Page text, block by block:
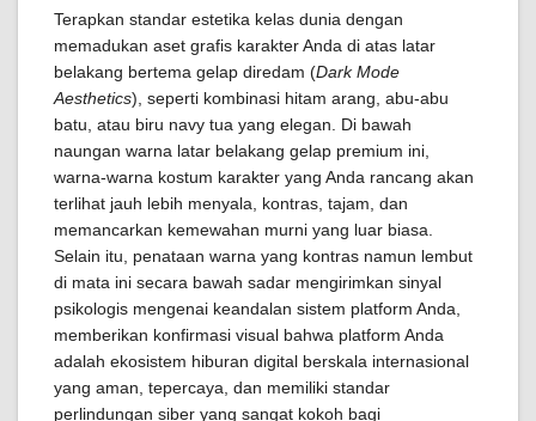
Terapkan standar estetika kelas dunia dengan
memadukan aset grafis karakter Anda di atas latar
belakang bertema gelap diredam (Dark Mode
Aesthetics), seperti kombinasi hitam arang, abu-abu
batu, atau biru navy tua yang elegan. Di bawah
naungan warna latar belakang gelap premium ini,
warna-warna kostum karakter yang Anda rancang akan
terlihat jauh lebih menyala, kontras, tajam, dan
memancarkan kemewahan murni yang luar biasa.
Selain itu, penataan warna yang kontras namun lembut
di mata ini secara bawah sadar mengirimkan sinyal
psikologis mengenai keandalan sistem platform Anda,
memberikan konfirmasi visual bahwa platform Anda
adalah ekosistem hiburan digital berskala internasional
yang aman, tepercaya, dan memiliki standar
perlindungan siber yang sangat kokoh bagi